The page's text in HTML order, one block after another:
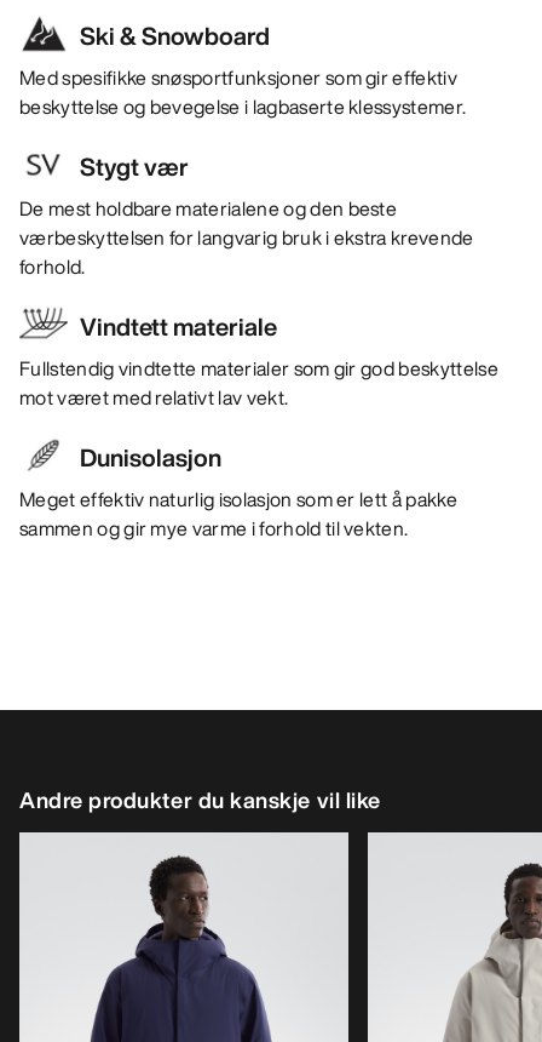
Ski & Snowboard
Med spesifikke snøsportfunksjoner som gir effektiv
beskyttelse og bevegelse i lagbaserte klessystemer.
Stygt vær
De mest holdbare materialene og den beste
værbeskyttelsen for langvarig bruk i ekstra krevende
forhold.
Vindtett materiale
Fullstendig vindtette materialer som gir god beskyttelse
mot været med relativt lav vekt.
Dunisolasjon
Meget effektiv naturlig isolasjon som er lett å pakke
sammen og gir mye varme i forhold til vekten.
Andre produkter du kanskje vil like